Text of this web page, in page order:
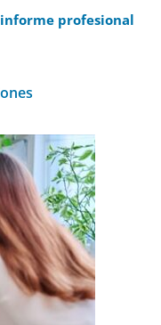
profesional